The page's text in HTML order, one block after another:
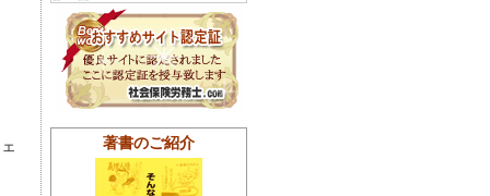
著書のご紹介